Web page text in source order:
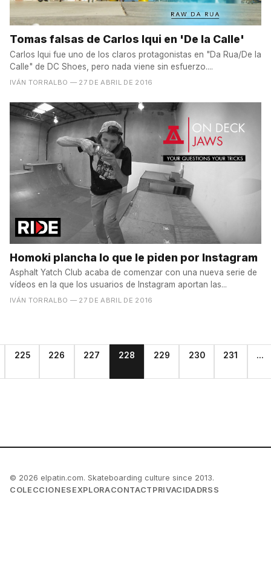
Tomas falsas de Carlos Iqui en 'De la Calle'
Carlos Iqui fue uno de los claros protagonistas en "Da Rua/De la
Calle" de DC Shoes, pero nada viene sin esfuerzo....
IVÁN TORRALBO — 27 DE ABRIL DE 2016
Homoki plancha lo que le piden por Instagram
Asphalt Yatch Club acaba de comenzar con una nueva serie de
vídeos en la que los usuarios de Instagram aportan las...
IVÁN TORRALBO — 27 DE ABRIL DE 2016
225 226 227 228 229 230 231 ...
© 2026 elpatin.com. Skateboarding culture since 2013.
COLECCIONES EXPLORACONTACT PRIVACIDADRSS